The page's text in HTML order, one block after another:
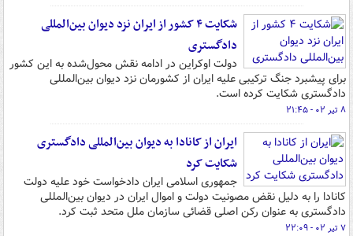
شکایت ۴ کشور از ایران نزد دیوان بین‌المللی
دادگستری
دولت اوکراین در ادامه نقش محول‌شده به این کشور
برای پیشبرد جنگ ترکیبی علیه ایران از کشورمان نزد دیوان بین‌المللی
دادگستری شکایت کرده است.
۸ تیر ۰۲ - ۲۱:۴۵
ایران از کانادا به دیوان بین‌المللی دادگستری
شکایت کرد
جمهوری اسلامی ایران دادخواست خود علیه دولت
کانادا را به دلیل نقض مصونیت دولت و اموال ایران در دیوان بین‌المللی
دادگستری به عنوان رکن اصلی قضائی سازمان ملل متحد ثبت کرد.
۷ تیر ۰۲ - ۲۲:۰۹